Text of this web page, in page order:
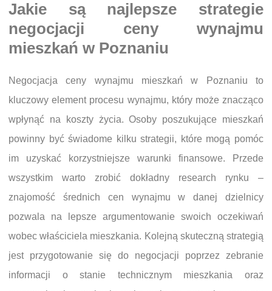
Jakie są najlepsze strategie
negocjacji ceny wynajmu
mieszkań w Poznaniu
Negocjacja ceny wynajmu mieszkań w Poznaniu to
kluczowy element procesu wynajmu, który może znacząco
wpłynąć na koszty życia. Osoby poszukujące mieszkań
powinny być świadome kilku strategii, które mogą pomóc
im uzyskać korzystniejsze warunki finansowe. Przede
wszystkim warto zrobić dokładny research rynku –
znajomość średnich cen wynajmu w danej dzielnicy
pozwala na lepsze argumentowanie swoich oczekiwań
wobec właściciela mieszkania. Kolejną skuteczną strategią
jest przygotowanie się do negocjacji poprzez zebranie
informacji o stanie technicznym mieszkania oraz